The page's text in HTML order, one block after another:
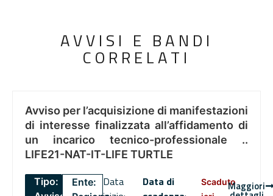
AVVISI E BANDI
CORRELATI
Avviso per l’acquisizione di manifestazioni
di interesse finalizzata all’affidamento di
un incarico tecnico-professionale ..
LIFE21-NAT-IT-LIFE TURTLE
Tipo:
Ente:
Data
Data di
ScadutoMaggiori